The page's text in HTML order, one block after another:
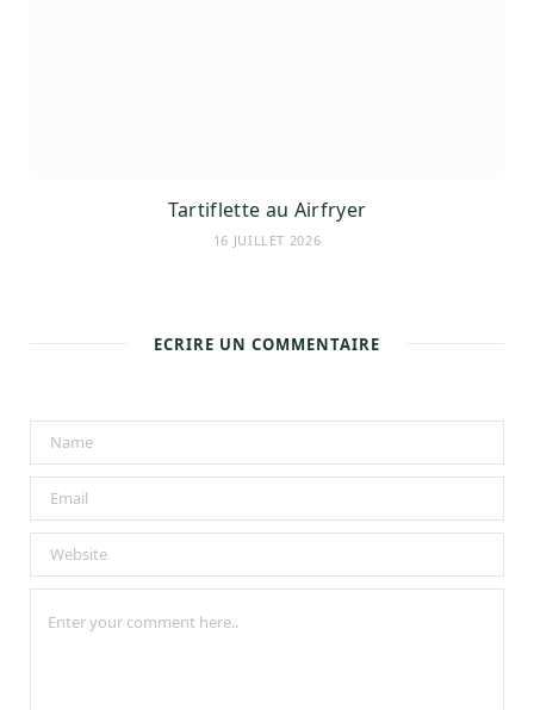
Tartiflette au Airfryer
16 JUILLET 2026
ECRIRE UN COMMENTAIRE